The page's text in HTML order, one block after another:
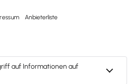
600
8:00 - 18:00 Uhr für dich da.